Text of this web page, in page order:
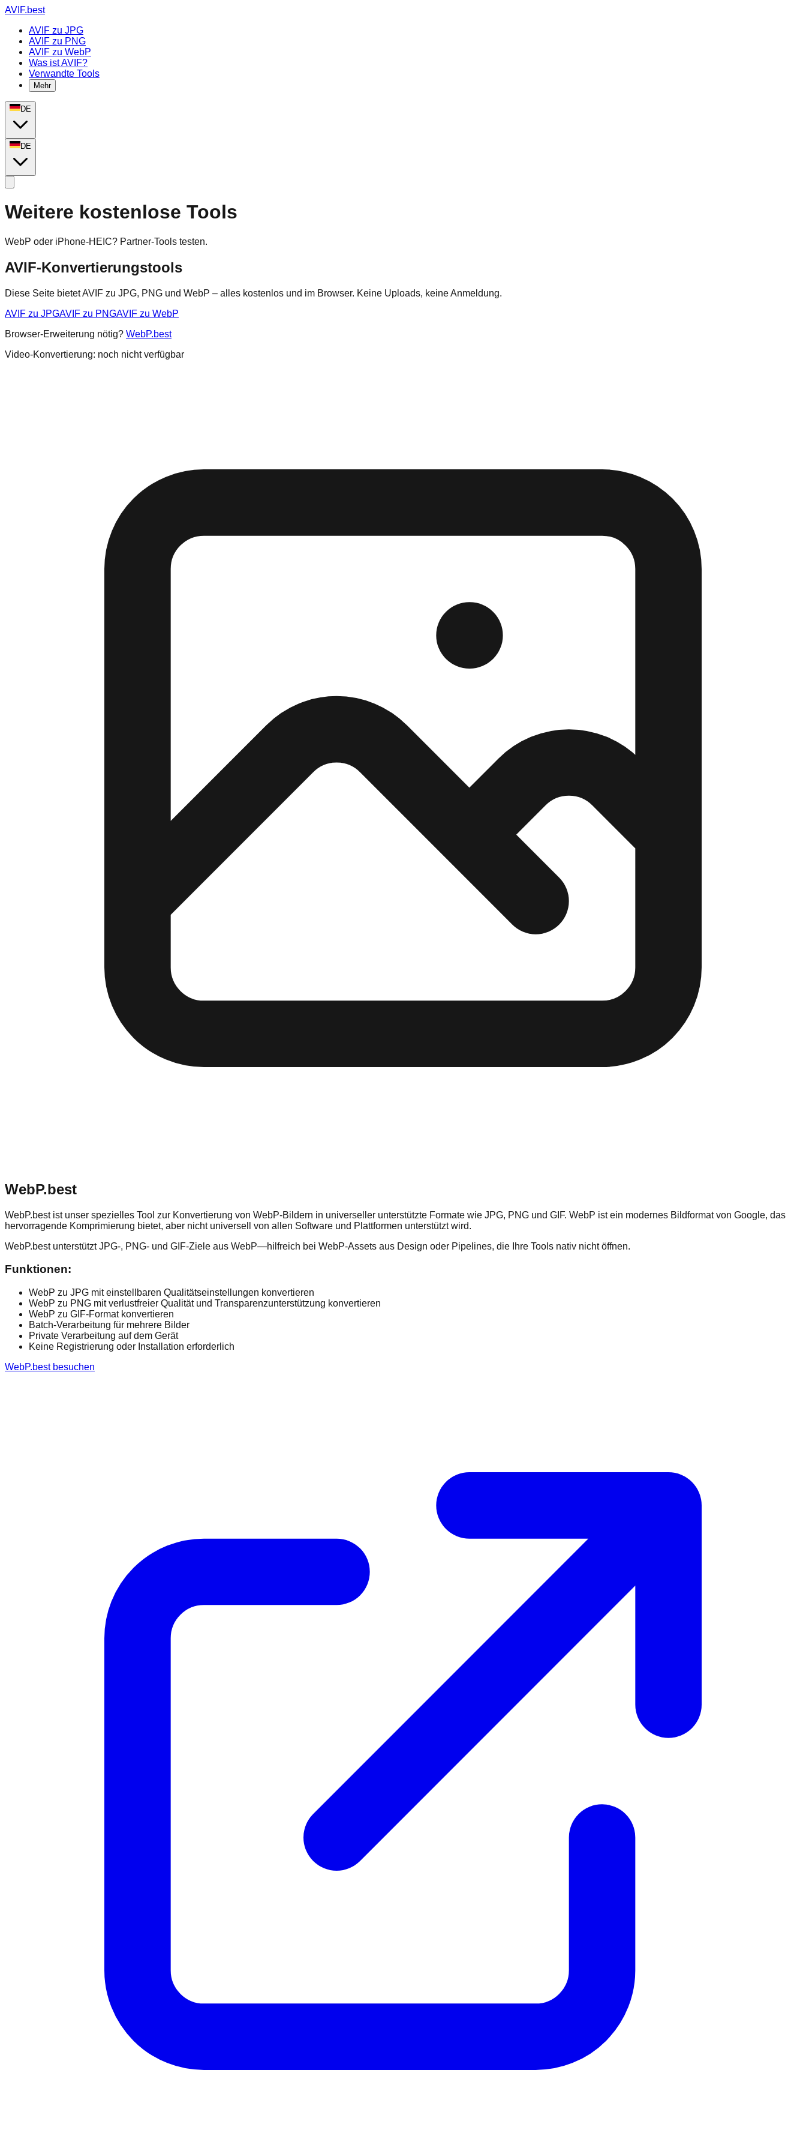
AVIF.best
AVIF zu JPG
AVIF zu PNG
AVIF zu WebP
Was ist AVIF?
Verwandte Tools
Mehr
DE
DE
Weitere kostenlose Tools
WebP oder iPhone-HEIC? Partner-Tools testen.
AVIF-Konvertierungstools
Diese Seite bietet AVIF zu JPG, PNG und WebP – alles kostenlos und im Browser. Keine Uploads, keine Anmeldung.
AVIF zu JPGAVIF zu PNGAVIF zu WebP
Browser-Erweiterung nötig? WebP.best
Video-Konvertierung: noch nicht verfügbar
WebP.best
WebP.best ist unser spezielles Tool zur Konvertierung von WebP-Bildern in universeller unterstützte Formate wie JPG, PNG und GIF. WebP ist ein modernes Bildformat von Google, das
hervorragende Komprimierung bietet, aber nicht universell von allen Software und Plattformen unterstützt wird.
WebP.best unterstützt JPG-, PNG- und GIF-Ziele aus WebP—hilfreich bei WebP-Assets aus Design oder Pipelines, die Ihre Tools nativ nicht öffnen.
Funktionen:
WebP zu JPG mit einstellbaren Qualitätseinstellungen konvertieren
WebP zu PNG mit verlustfreier Qualität und Transparenzunterstützung konvertieren
WebP zu GIF-Format konvertieren
Batch-Verarbeitung für mehrere Bilder
Private Verarbeitung auf dem Gerät
Keine Registrierung oder Installation erforderlich
WebP.best besuchen